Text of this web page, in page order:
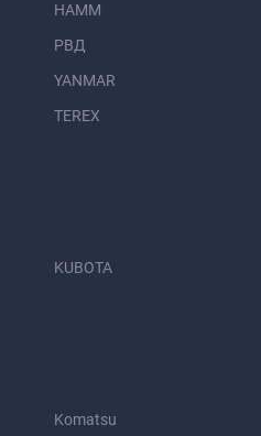
HAMM
РВД
YANMAR
TEREX
KUBOTA
Komatsu